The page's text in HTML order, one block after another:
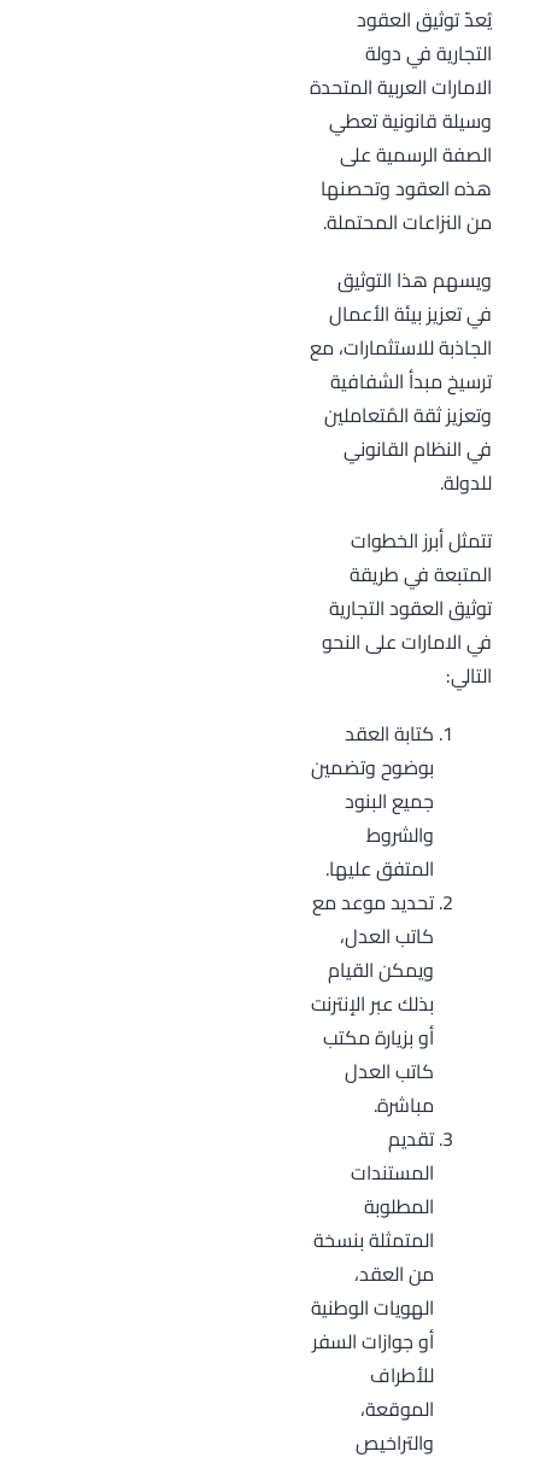
يُعدّ توثيق العقود
التجارية في دولة
الامارات العربية المتحدة
وسيلة قانونية تعطي
الصفة الرسمية على
هذه العقود وتحصنها
من النزاعات المحتملة.
ويسهم هذا التوثيق
في تعزيز بيئة الأعمال
الجاذبة للاستثمارات، مع
ترسيخ مبدأ الشفافية
وتعزيز ثقة المُتعاملين
في النظام القانوني
للدولة.
تتمثل أبرز الخطوات
المتبعة في طريقة
توثيق العقود التجارية
في الامارات على النحو
التالي:
كتابة العقد
بوضوح وتضمين
جميع البنود
والشروط
المتفق عليها.
تحديد موعد مع
كاتب العدل،
ويمكن القيام
بذلك عبر الإنترنت
أو بزيارة مكتب
كاتب العدل
مباشرة.
تقديم
المستندات
المطلوبة
المتمثلة بنسخة
من العقد،
الهويات الوطنية
أو جوازات السفر
للأطراف
الموقعة،
والتراخيص